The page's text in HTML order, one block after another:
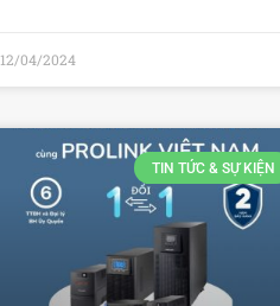
12/04/2024
TIN TỨC & SỰ KIỆN